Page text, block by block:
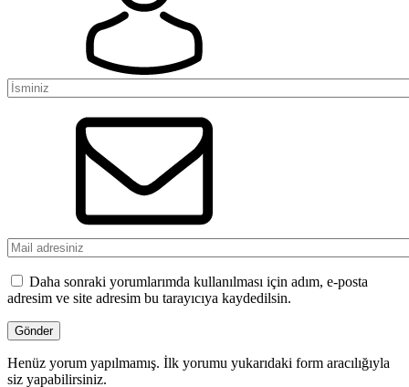
Daha sonraki yorumlarımda kullanılması için adım, e-posta
adresim ve site adresim bu tarayıcıya kaydedilsin.
Henüz yorum yapılmamış. İlk yorumu yukarıdaki form aracılığıyla
siz yapabilirsiniz.